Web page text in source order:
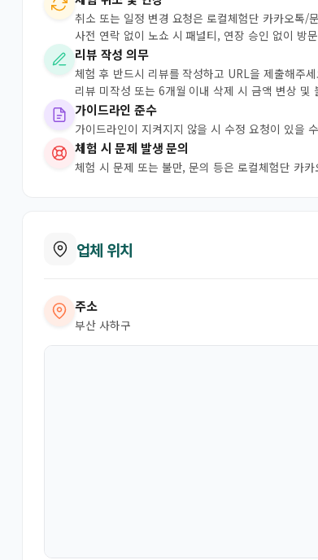
취소 또는 일정 변경 요청은 로컬체험단 카카오톡/
사전 연락 없이 노쇼 시 패널티, 연장 승인 없이 방
리뷰 작성 의무
체험 후 반드시 리뷰를 작성하고 URL을 제출해주
리뷰 미작성 또는 6개월 이내 삭제 시 금액 변상 및
가이드라인 준수
가이드라인이 지켜지지 않을 시 수정 요청이 있을
체험 시 문제 발생 문의
체험 시 문제 또는 불만, 문의 등은 로컬체험단 카
업체 위치
주소
부산 사하구